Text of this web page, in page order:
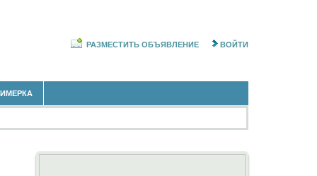
РАЗМЕСТИТЬ ОБЪЯВЛЕНИЕ ВОЙТИ